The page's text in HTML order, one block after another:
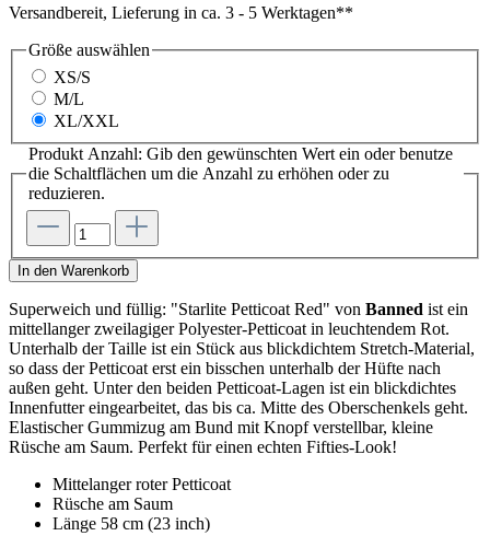
Versandbereit, Lieferung in ca. 3 - 5 Werktagen**
Größe auswählen
XS/S
M/L
XL/XXL
Produkt Anzahl: Gib den gewünschten Wert ein oder benutze
die Schaltflächen um die Anzahl zu erhöhen oder zu
reduzieren.
In den Warenkorb
Superweich und füllig: "Starlite Petticoat Red" von Banned ist ein
mittellanger zweilagiger Polyester-Petticoat in leuchtendem Rot.
Unterhalb der Taille ist ein Stück aus blickdichtem Stretch-Material,
so dass der Petticoat erst ein bisschen unterhalb der Hüfte nach
außen geht. Unter den beiden Petticoat-Lagen ist ein blickdichtes
Innenfutter eingearbeitet, das bis ca. Mitte des Oberschenkels geht.
Elastischer Gummizug am Bund mit Knopf verstellbar, kleine
Rüsche am Saum. Perfekt für einen echten Fifties-Look!
Mittelanger roter Petticoat
Rüsche am Saum
Länge 58 cm (23 inch)